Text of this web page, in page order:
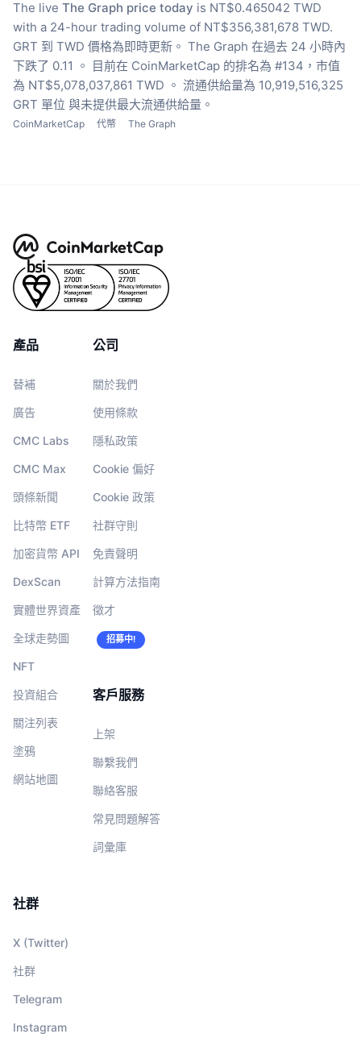
The live The Graph price today is NT$0.465042 TWD
with a 24-hour trading volume of NT$356,381,678 TWD.
GRT 到 TWD 價格為即時更新。 The Graph 在過去 24 小時內
下跌了 0.11 。
目前在 CoinMarketCap 的排名為 #134，市值
為 NT$5,078,037,861 TWD 。 流通供給量為 10,919,516,325
GRT 單位 與未提供最大流通供給量。
CoinMarketCap 代幣 The Graph
產品
替補
廣告
CMC Labs
CMC Max
頭條新聞
比特幣 ETF
加密貨幣 API
DexScan
實體世界資產
全球走勢圖
NFT
投資組合
關注列表
塗鴉
網站地圖
公司
關於我們
使用條款
隱私政策
Cookie 偏好
Cookie 政策
社群守則
免責聲明
計算方法指南
徵才
招募中!
客戶服務
上架
聯繫我們
聯絡客服
常見問題解答
詞彙庫
社群
X (Twitter)
社群
Telegram
Instagram